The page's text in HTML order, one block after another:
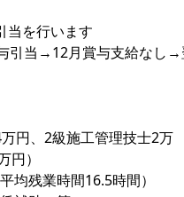
当を行います
当→12月賞与支給なし→
円、2級施工管理技士2万
円）
均残業時間16.5時間）